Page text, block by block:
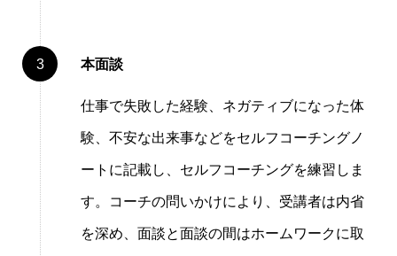
本⾯談
仕事で失敗した経験、ネガティブになった体
験、不安な出来事などをセルフコーチングノ
ートに記載し、セルフコーチングを練習しま
す。コーチの問いかけにより、受講者は内省
を深め、⾯談と⾯談の間はホームワークに取